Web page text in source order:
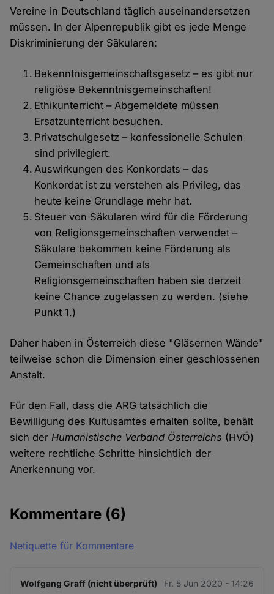
Vereine in Deutschland täglich auseinandersetzen
müssen. In der Alpenrepublik gibt es jede Menge
Diskriminierung der Säkularen:
Bekenntnisgemeinschaftsgesetz – es gibt nur
religiöse Bekenntnisgemeinschaften!
Ethikunterricht – Abgemeldete müssen
Ersatzunterricht besuchen.
Privatschulgesetz – konfessionelle Schulen
sind privilegiert.
Auswirkungen des Konkordats – das
Konkordat ist zu verstehen als Privileg, das
heute keine Grundlage mehr hat.
Steuer von Säkularen wird für die Förderung
von Religionsgemeinschaften verwendet –
Säkulare bekommen keine Förderung als
Gemeinschaften und als
Religionsgemeinschaften haben sie derzeit
keine Chance zugelassen zu werden. (siehe
Punkt 1.)
Daher haben in Österreich diese "Gläsernen Wände"
teilweise schon die Dimension einer geschlossenen
Anstalt.
Für den Fall, dass die ARG tatsächlich die
Bewilligung des Kultusamtes erhalten sollte, behält
sich derHumanistische Verband Österreichs (HVÖ)
weitere rechtliche Schritte hinsichtlich der
Anerkennung vor.
Kommentare (6)
Netiquette für Kommentare
Wolfgang Graff (nicht überprüft) Fr. 5 Jun 2020 - 14:26